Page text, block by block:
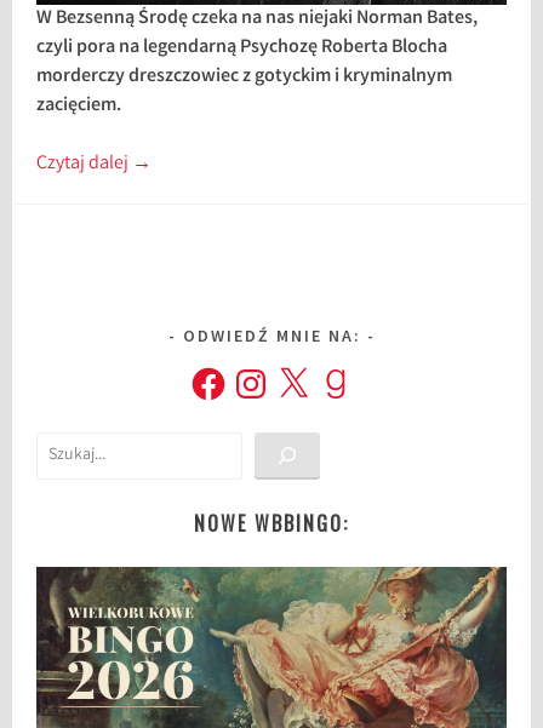
W Bezsenną Środę czeka na nas niejaki Norman Bates,
czyli pora na legendarną Psychozę Roberta Blocha
morderczy dreszczowiec z gotyckim i kryminalnym
zacięciem.
Czytaj dalej →
ODWIEDŹ MNIE NA:
FacebookInstagram
X Goodreads
Szukaj
NOWE WBBINGO: